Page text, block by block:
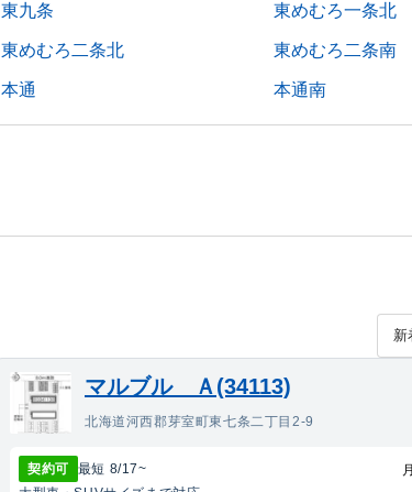
東九条 東めむろ一条北
東めむろ二条北 東めむろ二条南
本通 本通南
マルブル Ａ(34113)
北海道河西郡芽室町東七条二丁目2-9
契約可 最短 8/17~